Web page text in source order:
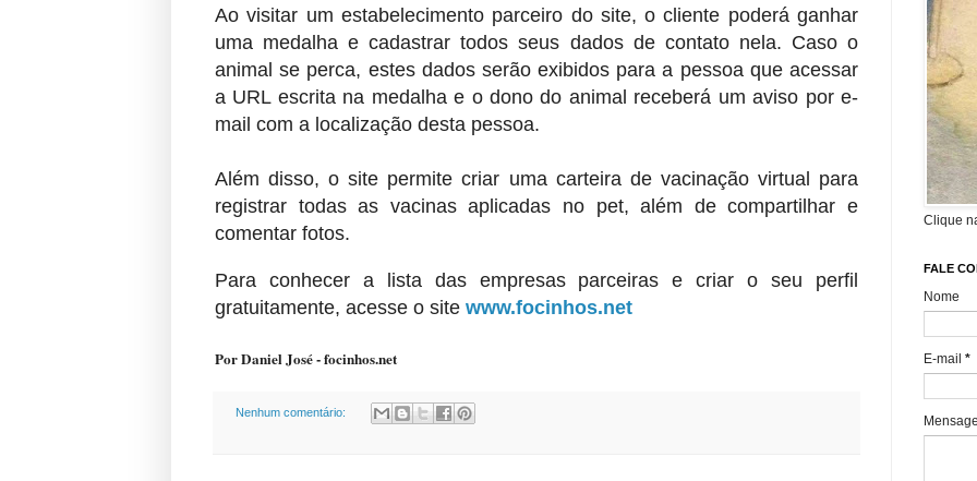
Ao visitar um estabelecimento parceiro do site, o cliente poderá ganhar
uma medalha e cadastrar todos seus dados de contato nela. Caso o
animal se perca, estes dados serão exibidos para a pessoa que acessar
a URL escrita na medalha e o dono do animal receberá um aviso por e-
mail com a localização desta pessoa.
Além disso, o site permite criar uma carteira de vacinação virtual para
registrar todas as vacinas aplicadas no pet, além de compartilhar e
comentar fotos.
Para conhecer a lista das empresas parceiras e criar o seu perfil
gratuitamente, acesse o site www.focinhos.net
Por Daniel José - focinhos.net
Nenhum comentário:
Clique
FALE
Nome
E-mail *